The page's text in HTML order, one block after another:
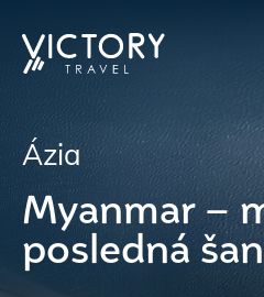
Ázia
Myanmar –
posledná